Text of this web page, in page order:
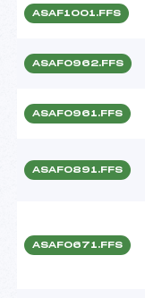
ASAF1001.FFS
ASAF0962.FFS
ASAF0961.FFS
ASAF0891.FFS
ASAF0671.FFS